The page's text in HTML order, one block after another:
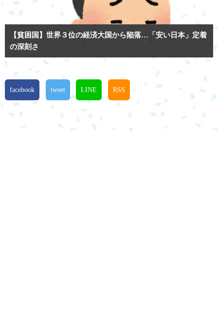
【貧困国】世界３位の経済大国から陥落…「安い日本」定着
の深刻さ
facebook tweet LINE RSS